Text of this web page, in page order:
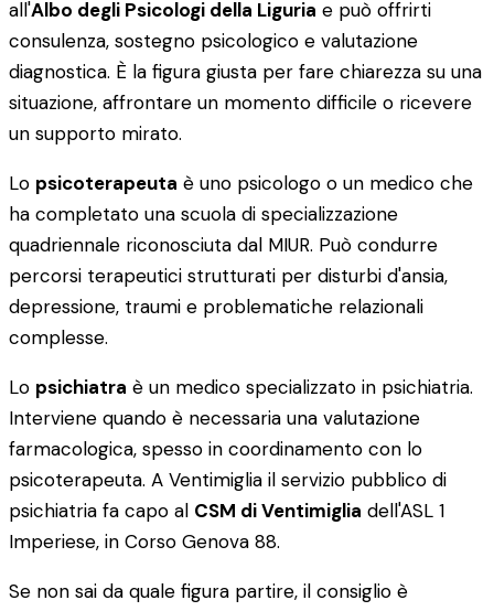
all'Albo degli Psicologi della Liguria e può offrirti
consulenza, sostegno psicologico e valutazione
diagnostica. È la figura giusta per fare chiarezza su una
situazione, affrontare un momento difficile o ricevere
un supporto mirato.
Lo psicoterapeuta è uno psicologo o un medico che
ha completato una scuola di specializzazione
quadriennale riconosciuta dal MIUR. Può condurre
percorsi terapeutici strutturati per disturbi d'ansia,
depressione, traumi e problematiche relazionali
complesse.
Lo psichiatra è un medico specializzato in psichiatria.
Interviene quando è necessaria una valutazione
farmacologica, spesso in coordinamento con lo
psicoterapeuta. A Ventimiglia il servizio pubblico di
psichiatria fa capo al CSM di Ventimiglia dell'ASL 1
Imperiese, in Corso Genova 88.
Se non sai da quale figura partire, il consiglio è